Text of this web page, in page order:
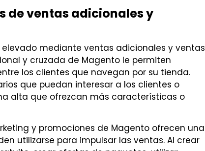
de ventas adicionales y
mediante ventas adicionales y ventas
y cruzada de Magento le permiten
los clientes que navegan por su tienda.
que puedan interesar a los clientes o
alta que ofrezcan más características o
y promociones de Magento ofrecen una
utilizarse para impulsar las ventas. Al crear